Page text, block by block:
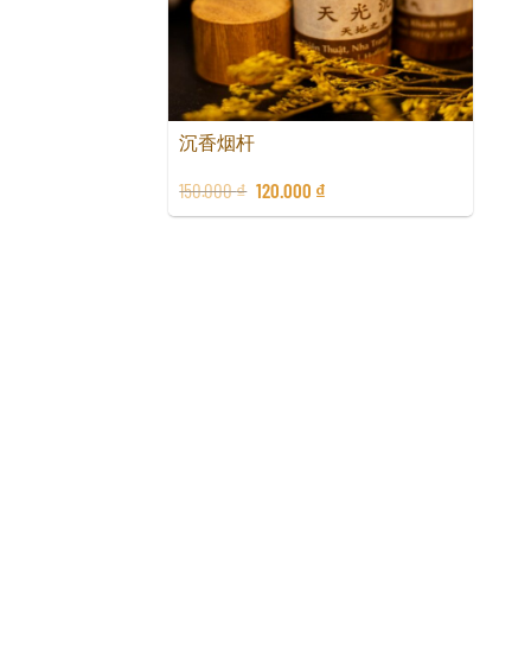
沉香烟杆
150.000₫ 120.000 ₫